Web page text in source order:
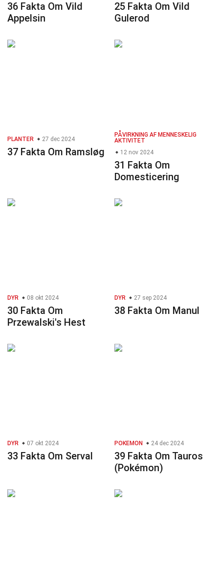
36 Fakta Om Vild
Appelsin
25 Fakta Om Vild
Gulerod
PLANTER 27 dec 2024
37 Fakta Om Ramsløg
PÅVIRKNING AF MENNESKELIG
AKTIVITET
12 nov 2024
31 Fakta Om
Domesticering
DYR 08 okt 2024
30 Fakta Om
Przewalski's Hest
DYR 27 sep 2024
38 Fakta Om Manul
DYR 07 okt 2024
33 Fakta Om Serval
POKEMON 24 dec 2024
39 Fakta Om Tauros
(Pokémon)